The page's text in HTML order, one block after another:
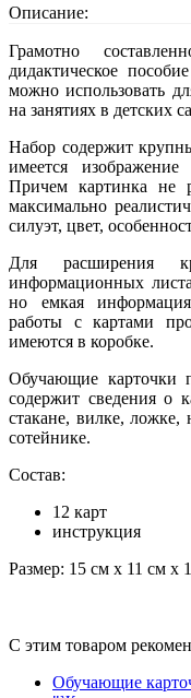
Описание:
Грамотно
дидактическое
можно использовать
на занятиях в детских
Набор содержит
имеется
Причем картинка не
максимально
силуэт, цвет,
Для расширения
информационных
но емкая
работы с картами
имеются в коробке.
Обучающие карточки
содержит сведения о
стакане, вилке, ложке,
сотейнике.
Состав:
12 карт
инструкция
Размер: 15 см х 11 см х
С этим товаром
Обучающие